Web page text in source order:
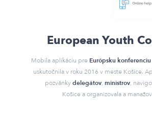
European Youth
Mobila aplikáciu pre Európsku konferenciu
uskutočnila v roku 2016 v meste Košice.
pozvánkydelegátov, ministrov,
Košice a organizovala a